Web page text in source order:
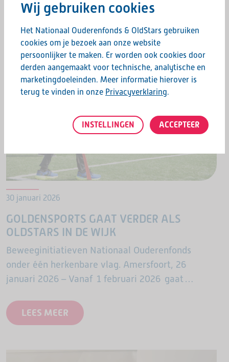
welzijnsorganisaties en andere lokale partijen hun
deuren voor ouderen. Overal in…
LEES MEER
30 januari 2026
GOLDENSPORTS GAAT VERDER ALS
OLDSTARS IN DE WIJK
Beweeginitiatieven Nationaal Ouderenfonds
onder één herkenbare vlag. Amersfoort, 26
januari 2026 – Vanaf 1 februari 2026 gaat
plussers, verder onder de naam OldStars in de
wijk. De trainingen blijven…
LEES MEER
Wij gebruiken cookies
Het Nationaal Ouderenfonds & OldStars gebruiken
cookies om je bezoek aan onze website
persoonlijker te maken. Er worden ook cookies door
derden aangemaakt voor technische, analytische en
marketingdoeleinden. Meer informatie hierover is
terug te vinden in onze Privacyverklaring.
INSTELLINGEN ACCEPTEER